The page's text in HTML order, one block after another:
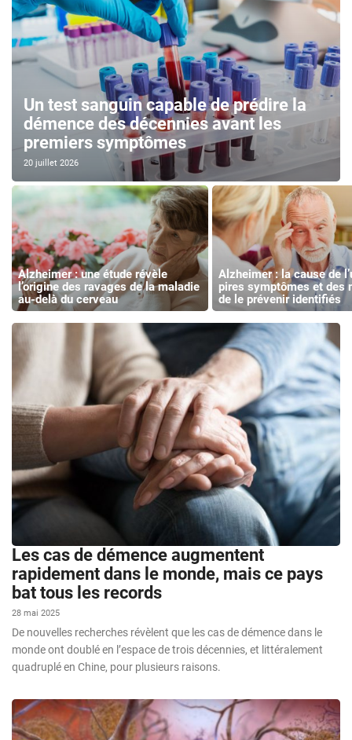
Un test sanguin capable de prédire la
démence des décennies avant les
premiers symptômes
20 juillet 2026
Alzheimer : une étude révèle
l’origine des ravages de la maladie
au-delà du cerveau
Alzheimer : la cause de
pires symptômes et des
de le prévenir identifiés
Les cas de démence augmentent
rapidement dans le monde, mais ce pays
bat tous les records
28 mai 2025
De nouvelles recherches révèlent que les cas de démence dans le
monde ont doublé en l’espace de trois décennies, et littéralement
quadruplé en Chine, pour plusieurs raisons.